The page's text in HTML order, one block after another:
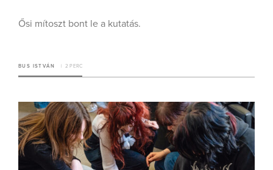
Ősi mítoszt bont le a kutatás.
BUS ISTVÁN 2 PERC